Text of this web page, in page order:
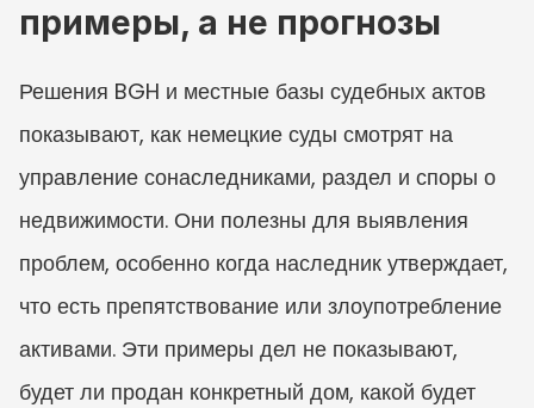
примеры, а не прогнозы
Решения BGH и местные базы судебных актов
показывают, как немецкие суды смотрят на
управление сонаследниками, раздел и споры о
недвижимости. Они полезны для выявления
проблем, особенно когда наследник утверждает,
что есть препятствование или злоупотребление
активами. Эти примеры дел не показывают,
будет ли продан конкретный дом, какой будет